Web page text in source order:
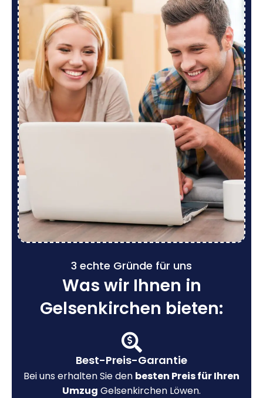
3 echte Gründe für uns
Was wir Ihnen in
Gelsenkirchen bieten:
Best-Preis-Garantie
Bei uns erhalten Sie den besten Preis für Ihren
Umzug Gelsenkirchen Löwen.